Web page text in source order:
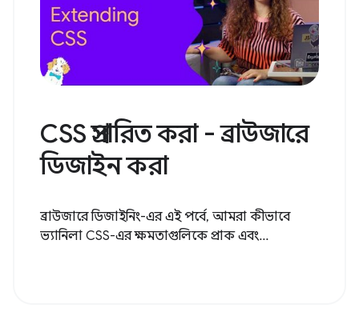
CSS প্রসারিত করা - ব্রাউজারে
ডিজাইন করা
ব্রাউজারে ডিজাইনিং-এর এই পর্বে, আমরা কীভাবে
ভ্যানিলা CSS-এর ক্ষমতাগুলিকে প্রাক এবং...